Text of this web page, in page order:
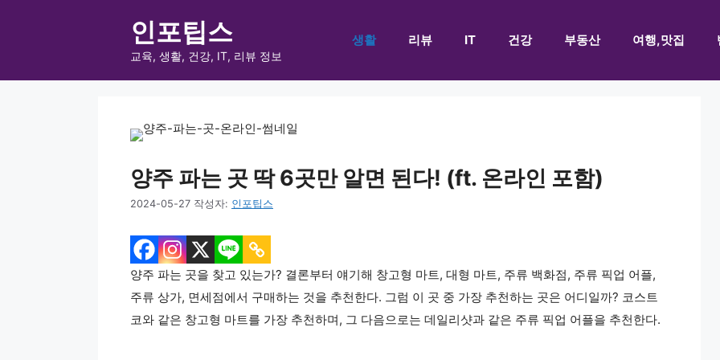
로
인포팁스
교육, 생활, 건강, IT, 리뷰 정보
생활 리뷰 IT 건강 부동산 여행,맛집
양주 파는 곳 딱 6곳만 알면 된다! (ft. 온라인 포함)
2024-05-27 작성자: 인포팁스
양주 파는 곳을 찾고 있는가? 결론부터 얘기해 창고형 마트, 대형 마트, 주류 백화점, 주류 픽업 어플,
주류 상가, 면세점에서 구매하는 것을 추천한다. 그럼 이 곳 중 가장 추천하는 곳은 어디일까? 코스트
코와 같은 창고형 마트를 가장 추천하며, 그 다음으로는 데일리샷과 같은 주류 픽업 어플을 추천한다.